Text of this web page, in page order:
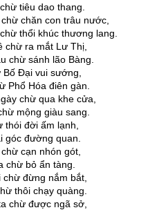
tiêu dao thang.
chăn con trâu nước,
thổi khúc thương lang.
chừ ra mắt Lư Thị,
chừ sánh lão Bàng.
Bố Đại vui sướng,
Phổ Hóa điên gàn.
chừ qua khe cửa,
mộng giàu sang.
thói đời ấm lạnh,
góc đường quan.
cạn nhón gót,
chừ bỏ ẩn tàng.
chừ đừng nắm bắt,
thôi chạy quàng.
chừ được ngã sở,